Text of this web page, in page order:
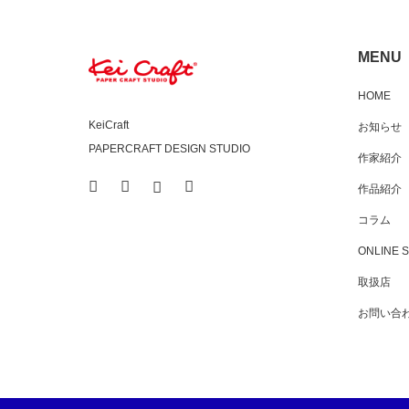
MENU
HOME
お知らせ
作家紹介
作品紹介
コラム
ONLINE
取扱店
お問い合
KeiCraft
PAPERCRAFT DESIGN STUDIO